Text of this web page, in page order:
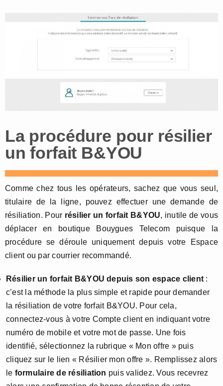
La procédure pour résilier
un forfait B&YOU
Comme chez tous les opérateurs, sachez que vous seul,
titulaire de la ligne, pouvez effectuer une demande de
résiliation. Pour résilier un forfait B&YOU, inutile de vous
déplacer en boutique Bouygues Telecom puisque la
procédure se déroule uniquement depuis votre Espace
client ou par courrier recommandé.
Résilier un forfait B&YOU depuis son espace client :
c’est la méthode la plus simple et rapide pour demander
la résiliation de votre forfait B&YOU. Pour cela,
connectez-vous à votre Compte client en indiquant votre
numéro de mobile et votre mot de passe. Une fois
identifié, sélectionnez la rubrique « Mon offre » puis
cliquez sur le lien « Résilier mon offre ». Remplissez alors
le formulaire de résiliation puis validez. Vous recevrez